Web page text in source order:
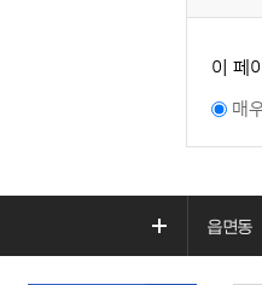
이 페
매
읍면동